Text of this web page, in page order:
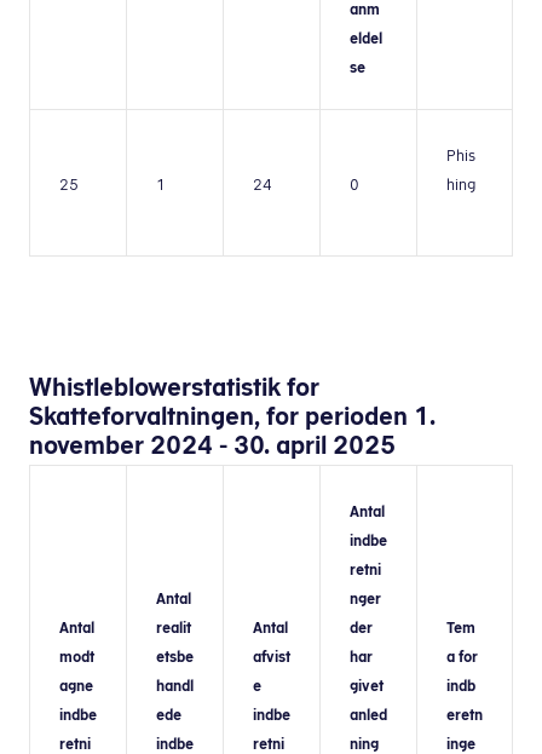
anm
eldel
se
25 1 24 0
Phis
hing
Whistleblowerstatistik for
Skatteforvaltningen, for perioden 1.
november 2024 - 30. april 2025
Antal
modt
agne
indbe
retni
Antal
realit
etsbe
handl
ede
indbe
Antal
afvist
e
indbe
retni
Antal
indbe
retni
nger
der
har
givet
anled
ning
Tem
a for
indb
eretn
inge